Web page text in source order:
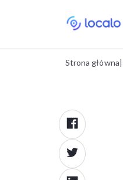
Strona główna|